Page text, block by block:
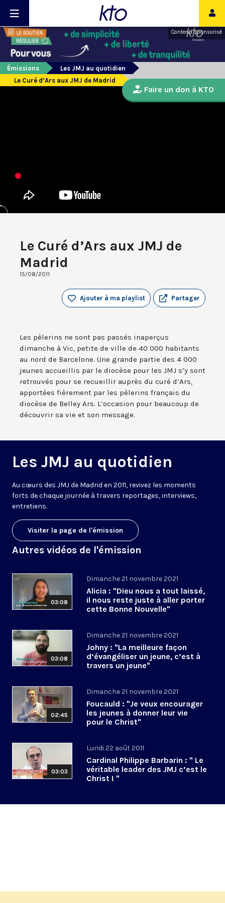
Contenu sponsorisé
Émissions
Les JMJ au quotidien
Le Curé d’Ars aux JMJ de Madrid
Le Curé d’Ars aux JMJ de
Madrid
15/08/2011
Partager
Ajouter à ma playlist
Les pèlerins ne sont pas passés inaperçus
dimanche à Vic, petite de ville de 40 000 habitants
au nord de Barcelone. Une grande partie des 4 000
jeunes accueillis par le diocèse pour les JMJ s’y sont
retrouvés pour se recueillir auprès du curé d’Ars,
apportées fièrement par les pèlerins français du
diocèse de Belley Ars. L’occasion pour beaucoup de
découvrir sa vie et son message.
Les JMJ au quotidien
Au cœurs des JMJ de Madrid en 2011, revivez les moments
forts de chaque journée à travers reportages, interviews,
entretiens.
Visiter la page de l'émission
Autres vidéos de l'émission
03:08
Dimanche 21 novembre 2021
Alicia : "Dieu nous a tout laissé,
il nous reste juste à aller porter
cette Bonne Nouvelle"
03:08
Dimanche 21 novembre 2021
Johny : "La meilleure façon
d’évangéliser un jeune, c’est à
travers un jeune"
02:45
Dimanche 21 novembre 2021
Foucauld : "Je veux encourager
les jeunes à donner leur vie
pour le Christ"
03:03
Lundi 22 août 2011
Cardinal Philippe Barbarin : " Le
véritable leader des JMJ c’est le
Christ ! "
Faire un don à KTO